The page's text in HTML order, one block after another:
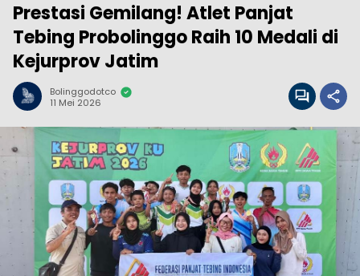
Prestasi Gemilang! Atlet Panjat
Tebing Probolinggo Raih 10 Medali di
Kejurprov Jatim
Bolinggodotco
11 Mei 2026